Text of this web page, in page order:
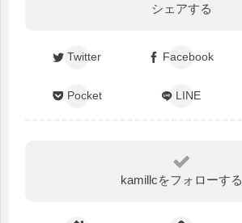
シェアする
Twitter Facebook
Pocket LINE
kamillcをフォローする